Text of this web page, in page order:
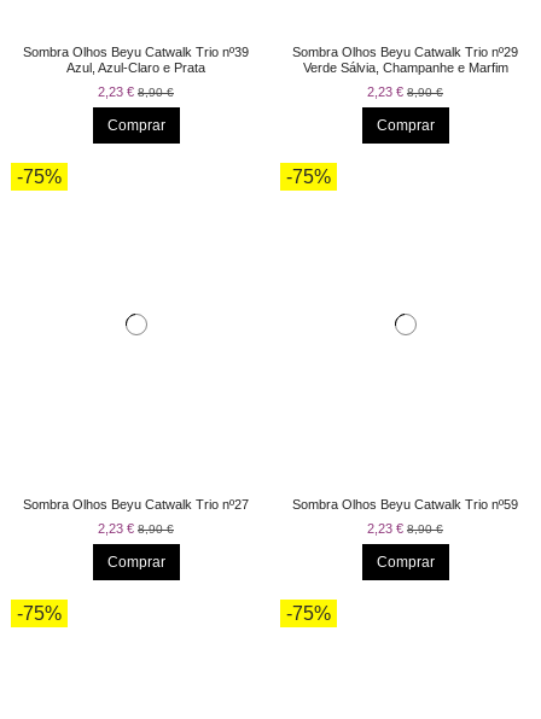
Sombra Olhos Beyu Catwalk Trio nº39
Azul, Azul-Claro e Prata
2,23 € 8,90 €
Comprar
Sombra Olhos Beyu Catwalk Trio nº29
Verde Sálvia, Champanhe e Marfim
2,23 € 8,90 €
Comprar
-75%
Sombra Olhos Beyu Catwalk Trio nº27
2,23 € 8,90 €
Comprar
-75%
Sombra Olhos Beyu Catwalk Trio nº59
2,23 € 8,90 €
Comprar
-75% -75%